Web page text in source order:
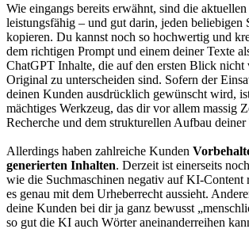
Wie eingangs bereits erwähnt, sind die
leistungsfähig – und gut darin, jeden beliebigen
kopieren. Du kannst noch so hochwertig und
dem richtigen Prompt und einem deiner Texte
ChatGPT Inhalte, die auf den ersten Blick nicht
Original zu unterscheiden sind. Sofern der
deinen Kunden ausdrücklich gewünscht wird,
mächtiges Werkzeug, das dir vor allem massig
Recherche und dem strukturellen Aufbau deiner
Allerdings haben zahlreiche Kunden
generierten Inhalten. Derzeit ist einerseits
wie die Suchmaschinen negativ auf KI-Content
es genau mit dem Urheberrecht aussieht.
deine Kunden bei dir ja ganz bewusst
so gut die KI auch Wörter aneinanderreihen